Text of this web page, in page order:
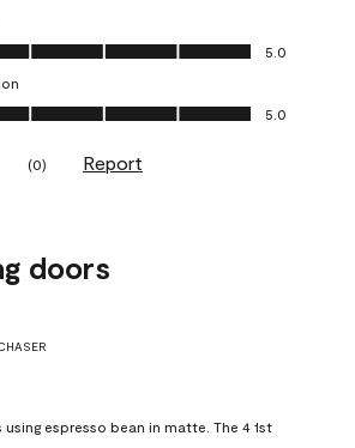
5.0 out of 5
5.0
5.0 out of 5
5.0
(0) Report
doors
using espresso bean in matte. The 4 1st